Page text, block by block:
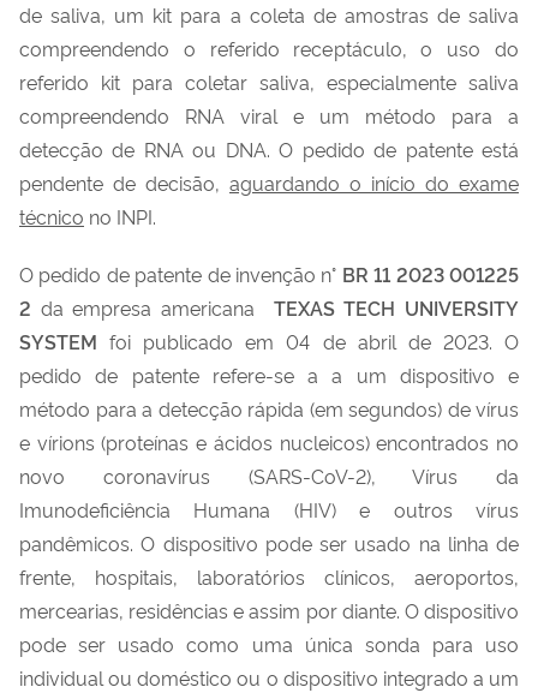
de saliva, um kit para a coleta de amostras de saliva
compreendendo o referido receptáculo, o uso do
referido kit para coletar saliva, especialmente saliva
compreendendo RNA viral e um método para a
detecção de RNA ou DNA. O pedido de patente está
pendente de decisão, aguardando o início do exame
técnico no INPI.
O pedido de patente de invenção n° BR 11 2023 001225
2 da empresa americana TEXAS TECH UNIVERSITY
SYSTEMfoi publicado em 04 de abril de 2023. O
pedido de patente refere-se a a um dispositivo e
método para a detecção rápida (em segundos) de vírus
e vírions (proteínas e ácidos nucleicos) encontrados no
novo coronavírus (SARS-CoV-2), Vírus da
Imunodeficiência Humana (HIV) e outros vírus
pandêmicos. O dispositivo pode ser usado na linha de
frente, hospitais, laboratórios clínicos, aeroportos,
mercearias, residências e assim por diante. O dispositivo
pode ser usado como uma única sonda para uso
individual ou doméstico ou o dispositivo integrado a um